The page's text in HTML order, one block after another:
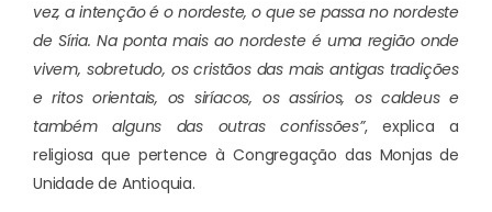
vez, a intenção é o nordeste, o que se passa no nordeste
de Síria. Na ponta mais ao nordeste é uma região onde
vivem, sobretudo, os cristãos das mais antigas tradições
e ritos orientais, os siríacos, os assírios, os caldeus e
também alguns das outras confissões”, explica a
religiosa que pertence à Congregação das Monjas de
Unidade de Antioquia.